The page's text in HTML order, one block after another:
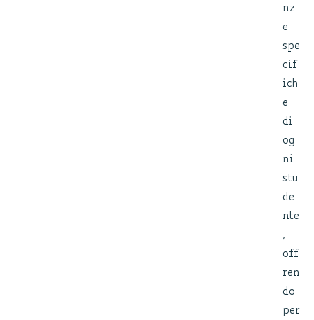
nz
e
spe
cif
ich
e
di
og
ni
stu
de
nte
,
off
ren
do
per